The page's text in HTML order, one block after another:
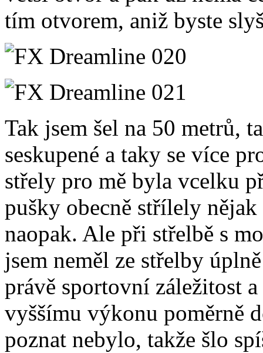
tím otvorem, aniž byste
Tak jsem šel na 50 metrů,
seskupené a taky se více
střely pro mě byla vcelku
pušky obecně střílely
naopak. Ale při střelbě s
jsem neměl ze střelby
právě sportovní záležitost
vyššímu výkonu poměrně
poznat nebylo, takže šlo